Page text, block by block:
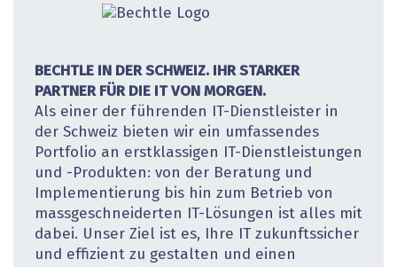
BECHTLE IN DER SCHWEIZ. IHR STARKER
PARTNER FÜR DIE IT VON MORGEN.
Als einer der führenden IT-Dienstleister in
der Schweiz bieten wir ein umfassendes
Portfolio an erstklassigen IT-Dienstleistungen
und -Produkten: von der Beratung und
Implementierung bis hin zum ­Betrieb von
massgeschneiderten IT-Lösungen ist alles mit
dabei. Unser Ziel ist es, Ihre IT zukunftssicher
und effizient zu gestalten und einen